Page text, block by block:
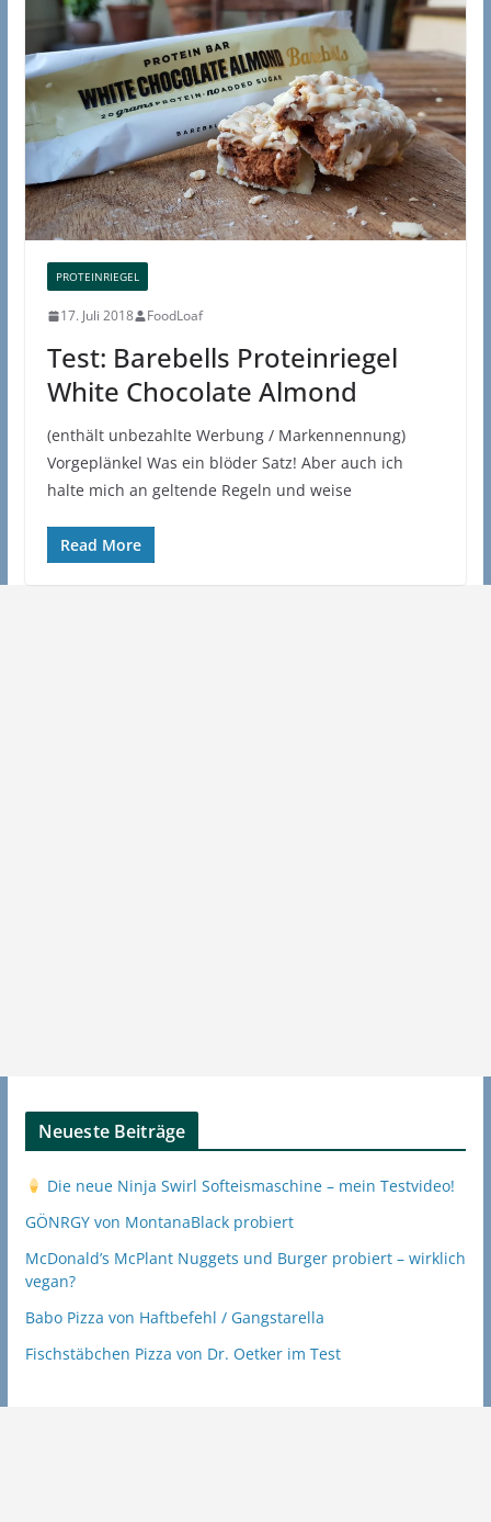
PROTEINRIEGEL
17. Juli 2018 FoodLoaf
Test: Barebells Proteinriegel
White Chocolate Almond
(enthält unbezahlte Werbung / Markennennung)
Vorgeplänkel Was ein blöder Satz! Aber auch ich
halte mich an geltende Regeln und weise
Read More
Neueste Beiträge
Die neue Ninja Swirl Softeismaschine – mein Testvideo!
GÖNRGY von MontanaBlack probiert
McDonald’s McPlant Nuggets und Burger probiert – wirklich
vegan?
Babo Pizza von Haftbefehl / Gangstarella
Fischstäbchen Pizza von Dr. Oetker im Test